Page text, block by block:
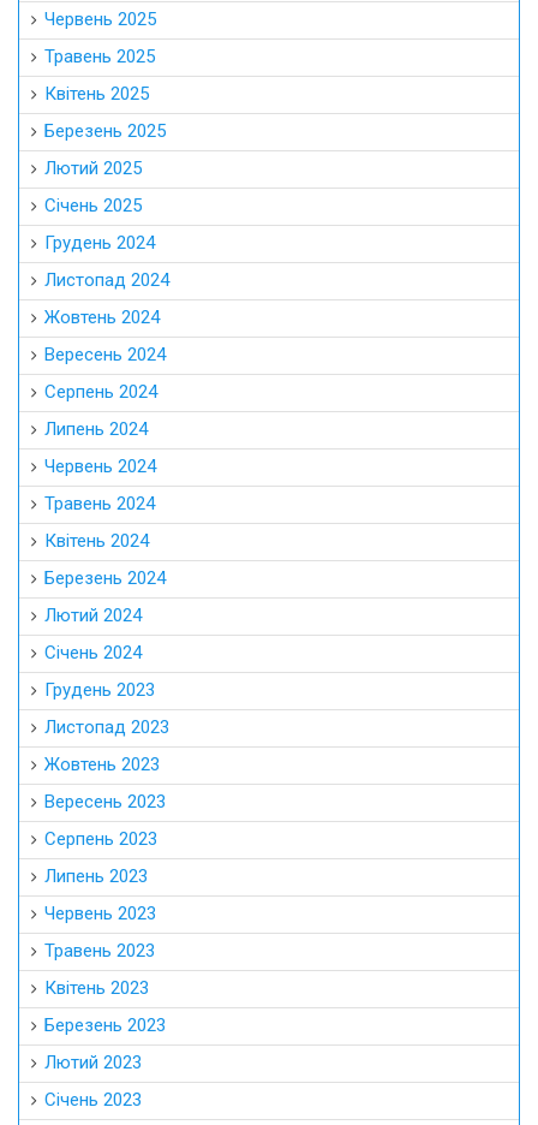
Червень 2025
Травень 2025
Квітень 2025
Березень 2025
Лютий 2025
Січень 2025
Грудень 2024
Листопад 2024
Жовтень 2024
Вересень 2024
Серпень 2024
Липень 2024
Червень 2024
Травень 2024
Квітень 2024
Березень 2024
Лютий 2024
Січень 2024
Грудень 2023
Листопад 2023
Жовтень 2023
Вересень 2023
Серпень 2023
Липень 2023
Червень 2023
Травень 2023
Квітень 2023
Березень 2023
Лютий 2023
Січень 2023